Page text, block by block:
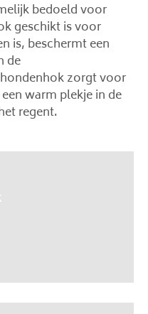
bedoeld voor
geschikt is voor
is, beschermt een
de
zorgt voor
warm plekje in de
regent.